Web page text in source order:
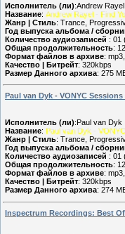
Исполнитель (ли):Andrew Rayel
Название: Andrew Rayel - Find
Жанр | Стиль: Trance,
Год выпуска альбома /
Количество аудиозаписей : 01
Общая продолжительность:
Формат файлов в архиве:
Качество | Битрейт: 320kbps
Размер Данного архива: 275
Paul van Dyk - VONYC Sessions
Исполнитель (ли):Paul van Dyk
Название: Paul van Dyk -
Жанр | Стиль: Trance,
Год выпуска альбома /
Количество аудиозаписей : 01
Общая продолжительность:
Формат файлов в архиве:
Качество | Битрейт: 320kbps
Размер Данного архива: 274
Inspectrum Recordings: Best Of